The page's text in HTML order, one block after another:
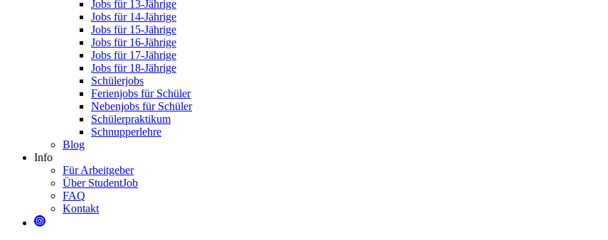
Jobs für 13-Jährige
Jobs für 14-Jährige
Jobs für 15-Jährige
Jobs für 16-Jährige
Jobs für 17-Jährige
Jobs für 18-Jährige
Schülerjobs
Ferienjobs für Schüler
Nebenjobs für Schüler
Schülerpraktikum
Schnupperlehre
Blog
Info
Für Arbeitgeber
Über StudentJob
FAQ
Kontakt